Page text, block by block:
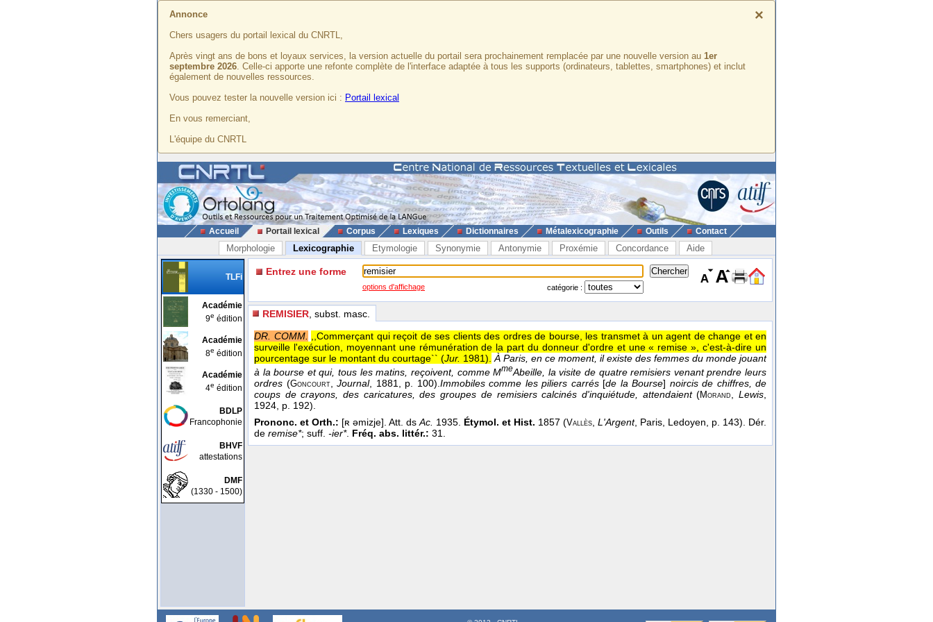
×
Annonce
Chers usagers du portail lexical du CNRTL,
Après vingt ans de bons et loyaux services, la version actuelle du portail sera prochainement remplacée par une nouvelle version au 1er
septembre 2026. Celle-ci apporte une refonte complète de l'interface adaptée à tous les supports (ordinateurs, tablettes, smartphones) et inclut
également de nouvelles ressources.
Vous pouvez tester la nouvelle version ici : Portail lexical
En vous remerciant,
L'équipe du CNRTL
Accueil Portail lexical Corpus Lexiques Dictionnaires Métalexicographie Outils Contact
Morphologie Lexicographie Etymologie Synonymie Antonymie Proxémie Concordance Aide
TLFi
Académie
9e édition
Académie
8e édition
Académie
4e édition
BDLP
Francophonie
BHVF
attestations
DMF
(1330 - 1500)
Entrez une forme
options d'affichage catégorie :
REMISIER , subst. masc.
DR. COMM. ,,Commerçant qui reçoit de ses clients des ordres de bourse, les transmet à un agent de change et en
surveille l'exécution, moyennant une rémunération de la part du donneur d'ordre et une « remise », c'est-à-dire un
pourcentage sur le montant du courtage`` (Jur. 1981). À Paris, en ce moment, il existe des femmes du monde jouant
à la bourse et qui, tous les matins, reçoivent, comme MmeAbeille, la visite de quatre remisiers venant prendre leurs
ordres (Goncourt, Journal, 1881 , p. 100). Immobiles comme les piliers carrés [de la Bourse] noircis de chiffres, de
coups de crayons, des caricatures, des groupes de remisiers calcinés d'inquiétude, attendaient(Morand ,Lewis
1924 , p. 192).
Prononc. et Orth.: [ʀ əmizje]. Att. ds Ac. 1935. Étymol. et Hist. 1857 (Vallès L'Argent, Paris, Ledoyen, p. 143). Dér.
de remise*; suff. -ier*. Fréq. abs. littér.: 31.